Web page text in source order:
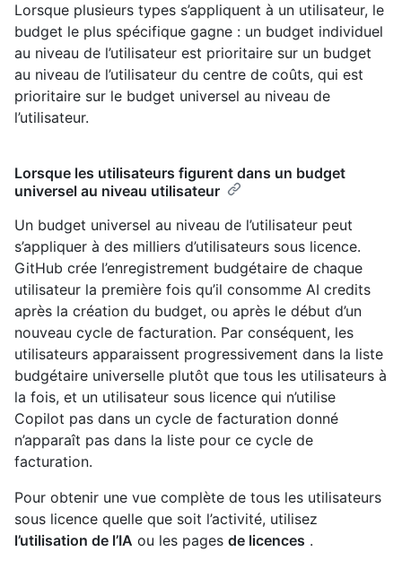
Lorsque plusieurs types s’appliquent à un utilisateur, le
budget le plus spécifique gagne : un budget individuel
au niveau de l’utilisateur est prioritaire sur un budget
au niveau de l’utilisateur du centre de coûts, qui est
prioritaire sur le budget universel au niveau de
l’utilisateur.
Lorsque les utilisateurs figurent dans un budget
universel au niveau utilisateur
Un budget universel au niveau de l’utilisateur peut
s’appliquer à des milliers d’utilisateurs sous licence.
GitHub crée l’enregistrement budgétaire de chaque
utilisateur la première fois qu’il consomme AI credits
après la création du budget, ou après le début d’un
nouveau cycle de facturation. Par conséquent, les
utilisateurs apparaissent progressivement dans la liste
budgétaire universelle plutôt que tous les utilisateurs à
la fois, et un utilisateur sous licence qui n’utilise
Copilot pas dans un cycle de facturation donné
n’apparaît pas dans la liste pour ce cycle de
facturation.
Pour obtenir une vue complète de tous les utilisateurs
sous licence quelle que soit l’activité, utilisez
l’utilisation de l’IA ou les pages de licences .